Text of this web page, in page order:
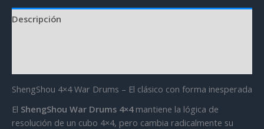
Descripción
ShengShou 4×4 War Drums – El clásico con forma inesperada
El ShengShou War Drums 4×4mantiene la lógica de
resolución de un cubo 4×4, pero cambia radicalmente su